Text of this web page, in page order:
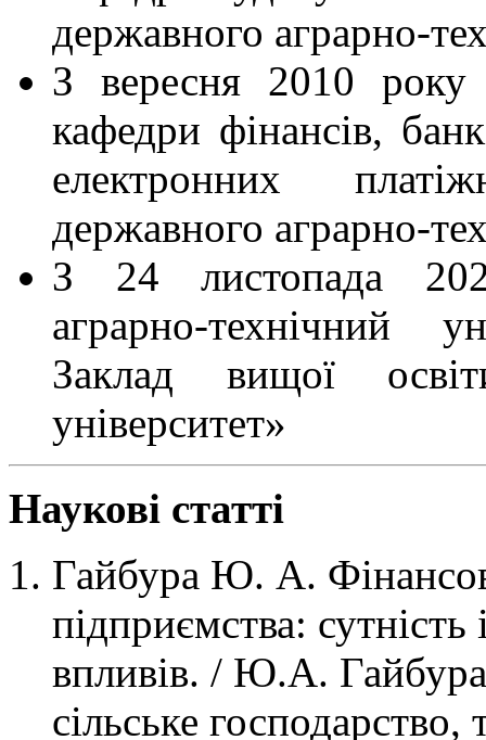
державного аграрно-
З вересня 2010
кафедри фінансів,
електронних
державного аграрно-
З 24 листопада
аграрно-технічний
Заклад вищої
університет»
Наукові статті
Гайбура Ю. А.
підприємства:
впливів. / Ю.А.
сільське